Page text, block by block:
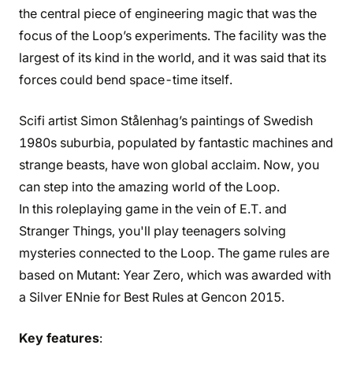
the central piece of engineering magic that was the
focus of the Loop’s experiments. The facility was the
largest of its kind in the world, and it was said that its
forces could bend space-time itself.
Scifi artist Simon Stålenhag’s paintings of Swedish
1980s suburbia, populated by fantastic machines and
strange beasts, have won global acclaim. Now, you
can step into the amazing world of the Loop.
In this roleplaying game in the vein of E.T. and
Stranger Things, you'll play teenagers solving
mysteries connected to the Loop. The game rules are
based on Mutant: Year Zero, which was awarded with
a Silver ENnie for Best Rules at Gencon 2015.
Key features: